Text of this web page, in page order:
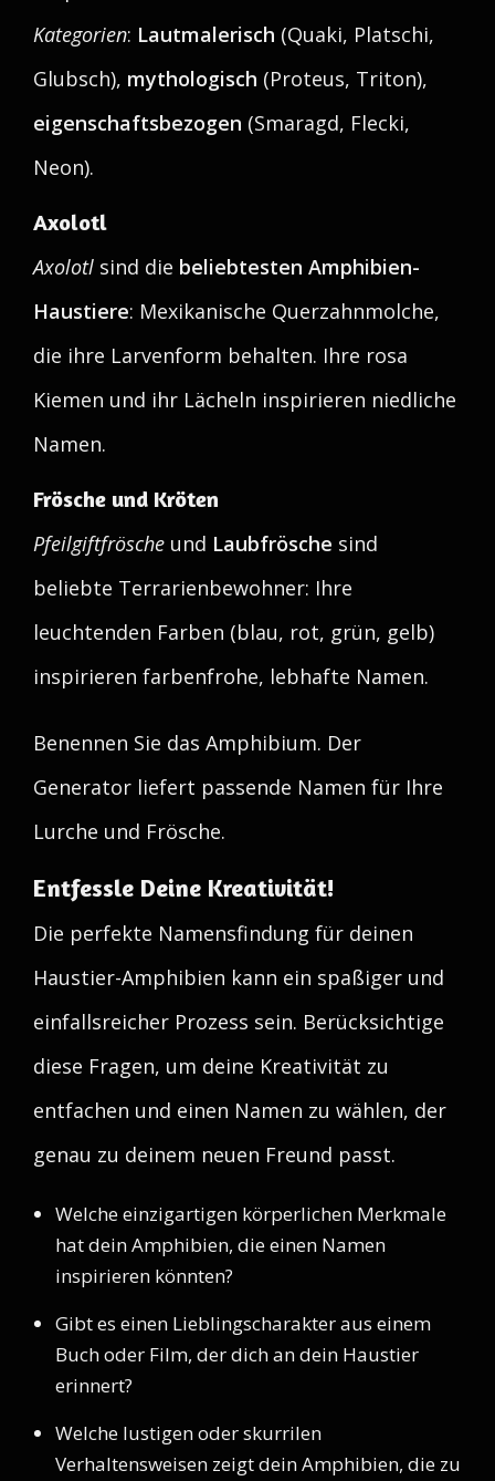
Kategorien: Lautmalerisch (Quaki, Platschi,
Glubsch), mythologisch (Proteus, Triton),
eigenschaftsbezogen (Smaragd, Flecki,
Neon).
Axolotl
Axolotl sind die beliebtesten Amphibien-
Haustiere: Mexikanische Querzahnmolche,
die ihre Larvenform behalten. Ihre rosa
Kiemen und ihr Lächeln inspirieren niedliche
Namen.
Frösche und Kröten
Pfeilgiftfrösche und Laubfrösche sind
beliebte Terrarienbewohner: Ihre
leuchtenden Farben (blau, rot, grün, gelb)
inspirieren farbenfrohe, lebhafte Namen.
Benennen Sie das Amphibium. Der
Generator liefert passende Namen für Ihre
Lurche und Frösche.
Entfessle Deine Kreativität!
Die perfekte Namensfindung für deinen
Haustier-Amphibien kann ein spaßiger und
einfallsreicher Prozess sein. Berücksichtige
diese Fragen, um deine Kreativität zu
entfachen und einen Namen zu wählen, der
genau zu deinem neuen Freund passt.
Welche einzigartigen körperlichen Merkmale
hat dein Amphibien, die einen Namen
inspirieren könnten?
Gibt es einen Lieblingscharakter aus einem
Buch oder Film, der dich an dein Haustier
erinnert?
Welche lustigen oder skurrilen
Verhaltensweisen zeigt dein Amphibien, die zu